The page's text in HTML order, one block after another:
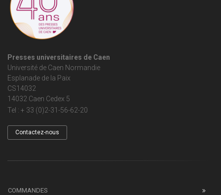
Presses universitaires de Caen
Université de Caen Normandie
Esplanade de la Paix
CS14032
14032 Caen Cedex 5
Tel : + 33 (0)2-31-56-62-20
Contactez-nous
COMMANDES